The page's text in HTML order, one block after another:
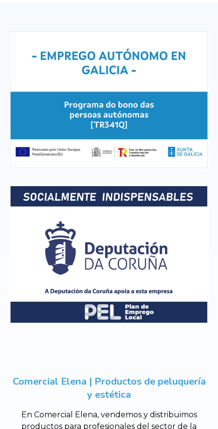
Comercial Elena | Productos de peluquería
y estética
En Comercial Elena, vendemos y distribuimos
productos para profesionales del sector de la